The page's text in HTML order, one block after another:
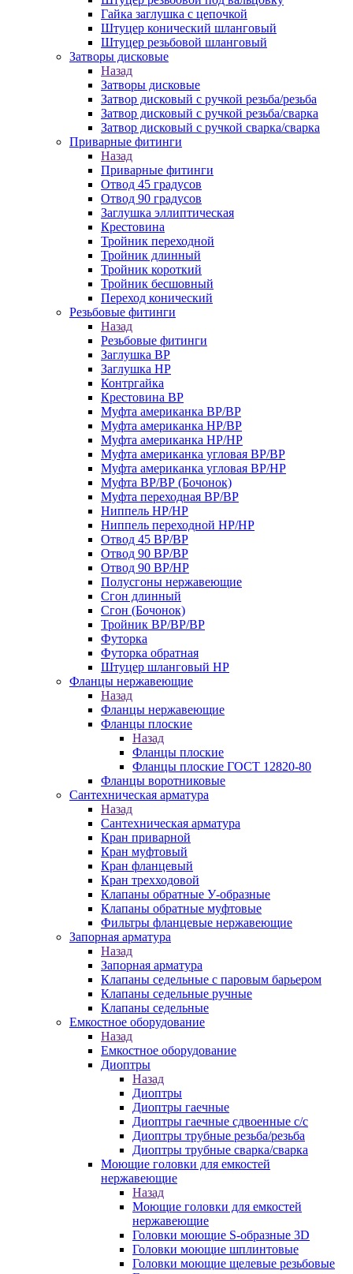
Гайка заглушка с цепочкой
Штуцер конический шланговый
Штуцер резьбовой шланговый
Затворы дисковые
Назад
Затворы дисковые
Затвор дисковый с ручкой резьба/резьба
Затвор дисковый с ручкой резьба/сварка
Затвор дисковый с ручкой сварка/сварка
Приварные фитинги
Назад
Приварные фитинги
Отвод 45 градусов
Отвод 90 градусов
Заглушка эллиптическая
Крестовина
Тройник переходной
Тройник длинный
Тройник короткий
Тройник бесшовный
Переход конический
Резьбовые фитинги
Назад
Резьбовые фитинги
Заглушка ВР
Заглушка НР
Контргайка
Крестовина ВР
Муфта американка ВР/ВР
Муфта американка НР/ВР
Муфта американка НР/НР
Муфта американка угловая ВР/ВР
Муфта американка угловая ВР/НР
Муфта ВР/ВР (Бочонок)
Муфта переходная ВР/ВР
Ниппель НР/НР
Ниппель переходной НР/НР
Отвод 45 ВР/ВР
Отвод 90 ВР/ВР
Отвод 90 ВР/НР
Полусгоны нержавеющие
Сгон длинный
Сгон (Бочонок)
Тройник ВР/ВР/ВР
Футорка
Футорка обратная
Штуцер шланговый НР
Фланцы нержавеющие
Назад
Фланцы нержавеющие
Фланцы плоские
Назад
Фланцы плоские
Фланцы плоские ГОСТ 12820-80
Фланцы воротниковые
Сантехническая арматура
Назад
Сантехническая арматура
Кран приварной
Кран муфтовый
Кран фланцевый
Кран трехходовой
Клапаны обратные У-образные
Клапаны обратные муфтовые
Фильтры фланцевые нержавеющие
Запорная арматура
Назад
Запорная арматура
Клапаны седельные с паровым барьером
Клапаны седельные ручные
Клапаны седельные
Емкостное оборудование
Назад
Емкостное оборудование
Диоптры
Назад
Диоптры
Диоптры гаечные
Диоптры гаечные сдвоенные c/c
Диоптры трубные резьба/резьба
Диоптры трубные сварка/сварка
Моющие головки для емкостей
нержавеющие
Назад
Моющие головки для емкостей
нержавеющие
Головки моющие S-образные 3D
Головки моющие шплинтовые
Головки моющие щелевые резьбовые